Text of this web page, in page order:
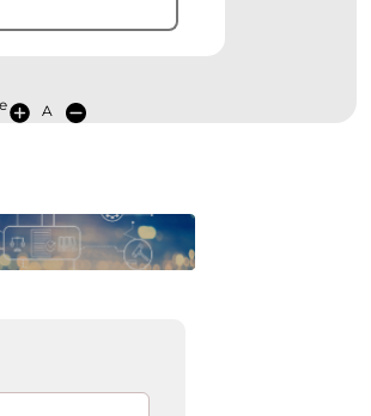
A